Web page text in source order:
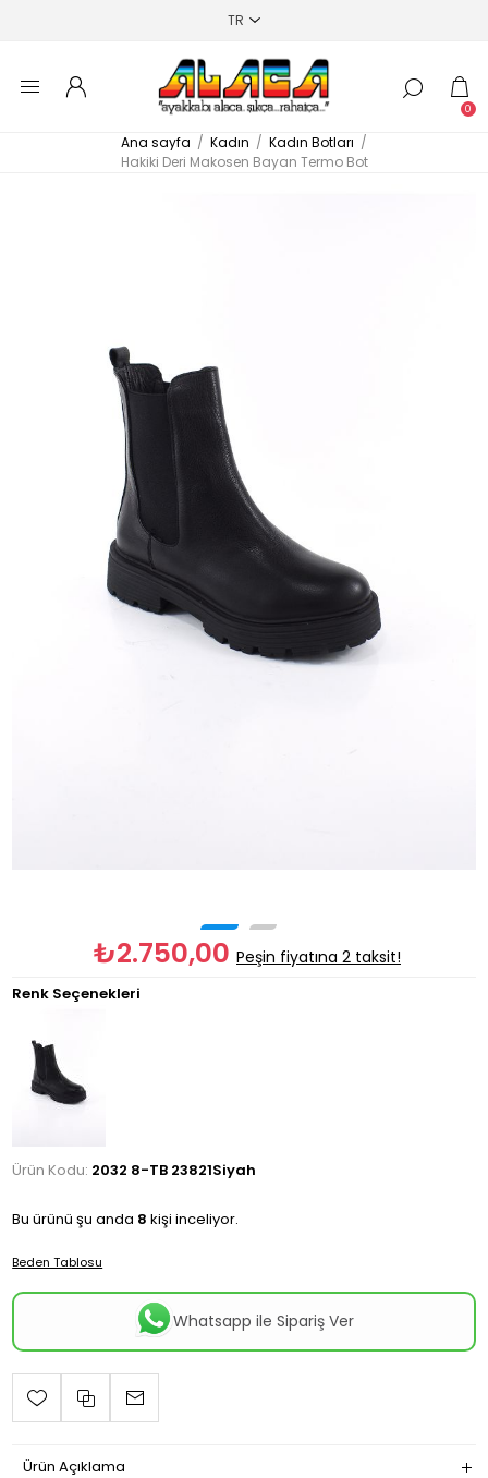
0
Ana sayfa / Kadın / Kadın Botları /
Hakiki Deri Makosen Bayan Termo Bot
₺2.750,00 Peşin fiyatına 2 taksit!
Renk Seçenekleri
Ürün Kodu: 2032 8-TB 23821Siyah
Bu ürünü şu anda 8 kişi inceliyor.
Beden Tablosu
Whatsapp ile Sipariş Ver
Ürün Açıklama